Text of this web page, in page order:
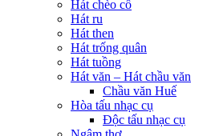
Hát chèo cổ
Hát ru
Hát then
Hát trống quân
Hát tuồng
Hát văn – Hát chầu văn
Chầu văn Huế
Hòa tấu nhạc cụ
Độc tấu nhạc cụ